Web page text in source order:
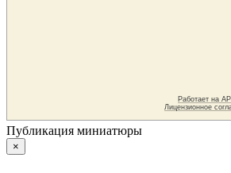
Публикация миниатюры
×